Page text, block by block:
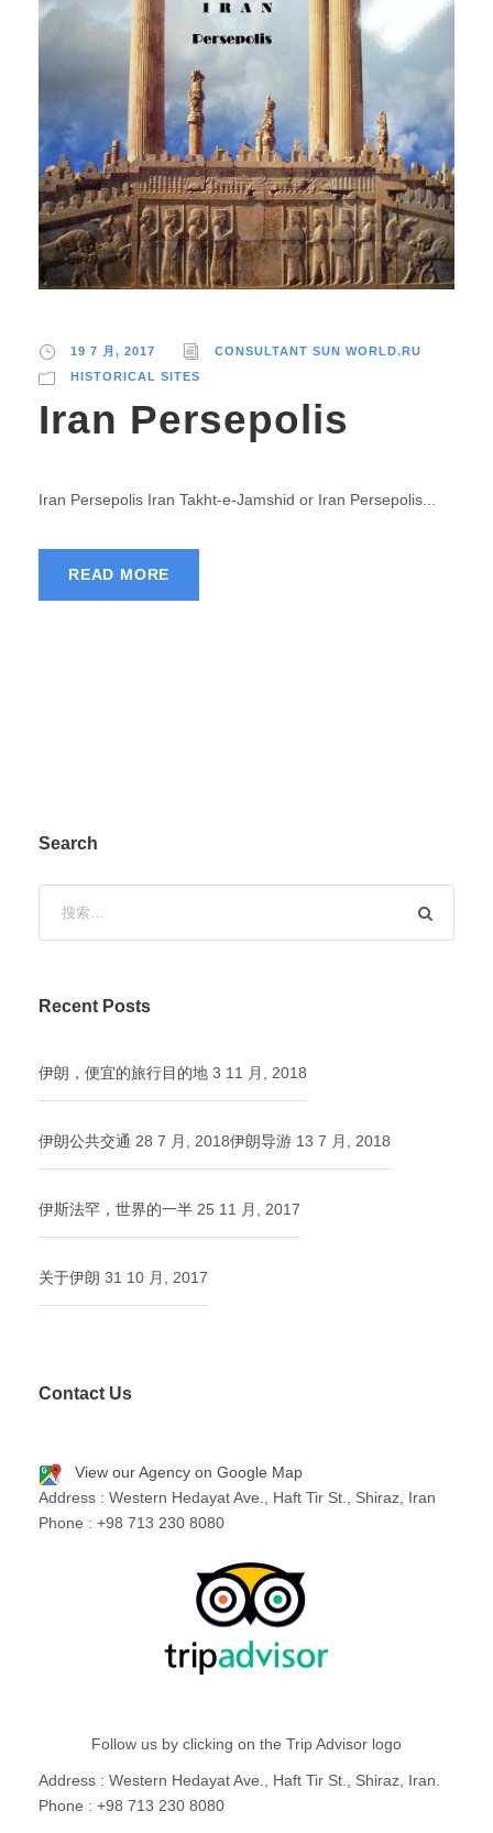
19 7 月, 2017
CONSULTANT SUN WORLD.RU
HISTORICAL SITES
Iran Persepolis
Iran Persepolis Iran Takht-e-Jamshid or Iran Persepolis...
READ MORE
Search
Recent Posts
伊朗，便宜的旅行目的地 3 11 月, 2018
伊朗公共交通 28 7 月, 2018伊朗导游 13 7 月, 2018
伊斯法罕，世界的一半 25 11 月, 2017
关于伊朗 31 10 月, 2017
Contact Us
View our Agency on Google Map
Address : Western Hedayat Ave., Haft Tir St., Shiraz, Iran
Phone : +98 713 230 8080
Follow us by clicking on the Trip Advisor logo
Address : Western Hedayat Ave., Haft Tir St., Shiraz, Iran.
Phone : +98 713 230 8080